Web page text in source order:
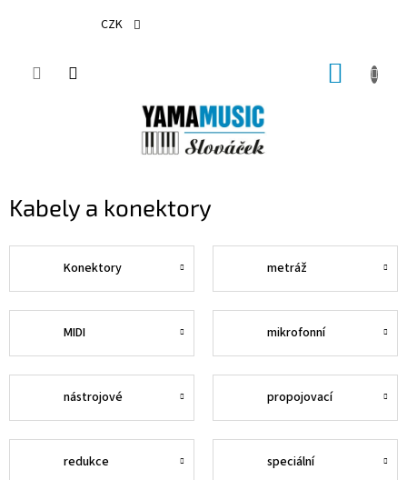
CZK
Kabely a konektory
Konektory metráž
MIDI mikrofonní
nástrojové propojovací
redukce speciální